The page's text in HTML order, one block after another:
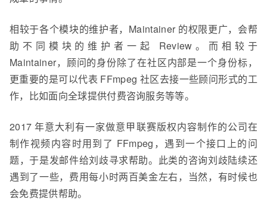
相较于各个模块的维护者，Maintainer 的权限更广，会帮
助不同模块的维护者一起 Review。而相较于
Maintainer，顾问的身份除了在社区内部是一个身份标，
更重要的是可以代表 FFmpeg 社区去接一些顾问形式的工
作，比如面向全球提供付费咨询服务等等。
2017 年意大利有一家做意甲联赛版权内容制作的公司在
制作视频内容时用到了 FFmpeg，遇到一个接口上的问
题，于是发邮件给刘歧寻求帮助。此类的咨询刘歧陆续还
遇到了一些，费用每小时两百美金左右，当然，有时候也
会免费提供帮助。